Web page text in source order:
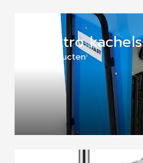
Elektro kachels
6 Producten